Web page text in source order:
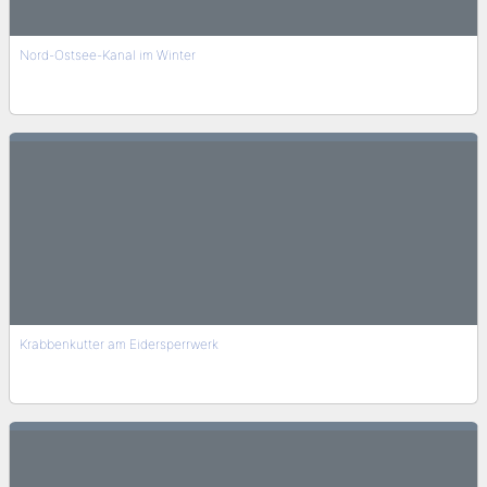
Nord-Ostsee-Kanal im Winter
Krabbenkutter am Eidersperrwerk